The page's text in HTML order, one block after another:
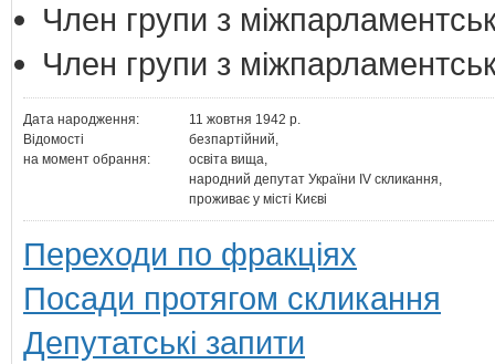
Член групи з
Член групи з
Дата народження:
11 жовтня 1942 р.
Відомості
на момент обрання:
безпартійний,
освіта вища,
народний депутат України IV скликання,
проживає у місті Києві
Переходи по фракціях
Посади протягом скликання
Депутатські запити